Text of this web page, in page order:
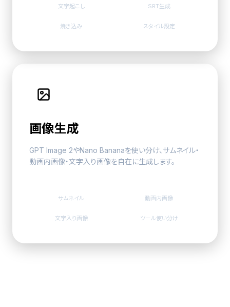
文字起こし SRT生成
焼き込み スタイル設定
画像生成
GPT Image 2やNano Bananaを使い分け、 サムネイル・
動画内画像・文字入り画像を自在に生成します。
サムネイル 動画内画像
文字入り画像 ツール使い分け